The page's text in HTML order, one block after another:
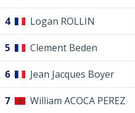
4 Logan ROLLIN
5 Clement Beden
6 Jean Jacques Boyer
7 William ACOCA PEREZ